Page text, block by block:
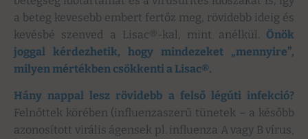
a beteg kevesebb embert fertőz meg, rövidebb ideig és
kevésbé szenved a Lisac®-kal, mint anélkül. Önök
joggal kérdezhetik, hogy mindezeket „mennyire”,
milyen mértékben csökkenti a Lisac®.
Hány nappal lesz rövidebb a felső légúti infekció?
Felnőttek körében (influenzaszerű tünetek – a később
azonosított virális ágensek pl. influenza A vagy B vírus,